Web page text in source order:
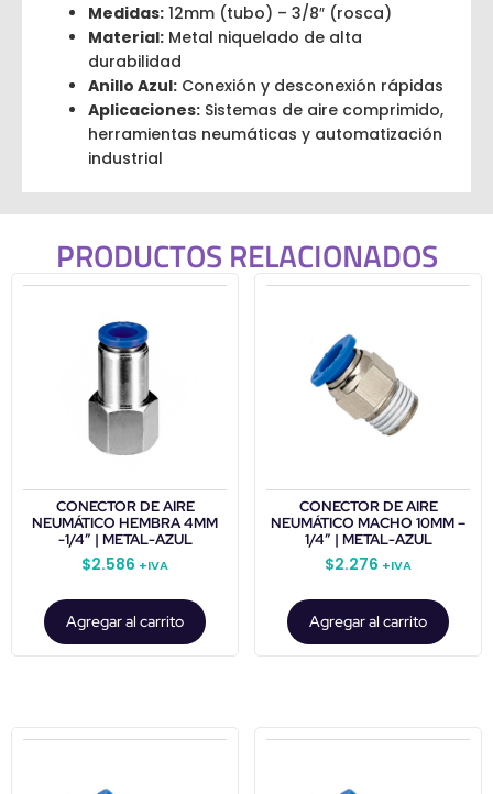
Medidas: 12mm (tubo) – 3/8″ (rosca)
Material: Metal niquelado de alta
durabilidad
Anillo Azul: Conexión y desconexión rápidas
Aplicaciones: Sistemas de aire comprimido,
herramientas neumáticas y automatización
industrial
PRODUCTOS RELACIONADOS
CONECTOR DE AIRE
NEUMÁTICO HEMBRA 4MM
-1/4″ | METAL-AZUL
$2.586 +IVA
Agregar al carrito
CONECTOR DE AIRE
NEUMÁTICO MACHO 10MM –
1/4″ | METAL-AZUL
$2.276 +IVA
Agregar al carrito